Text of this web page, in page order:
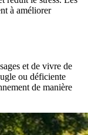
à améliorer
et de vivre de
ou déficiente
de manière